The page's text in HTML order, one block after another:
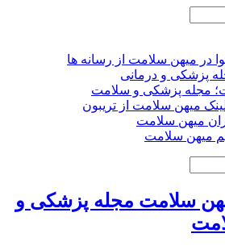
در میهن سلامت از رسانه ها
پزشکی و درمانی
مجله پزشکی و سلامت
میهن سلامت از تریبون
میهن سلامت
میهن سلامت
سلامت مجله پزشکی و